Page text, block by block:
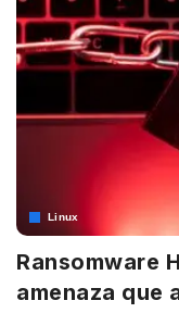
Linux
Ransomware
amenaza que